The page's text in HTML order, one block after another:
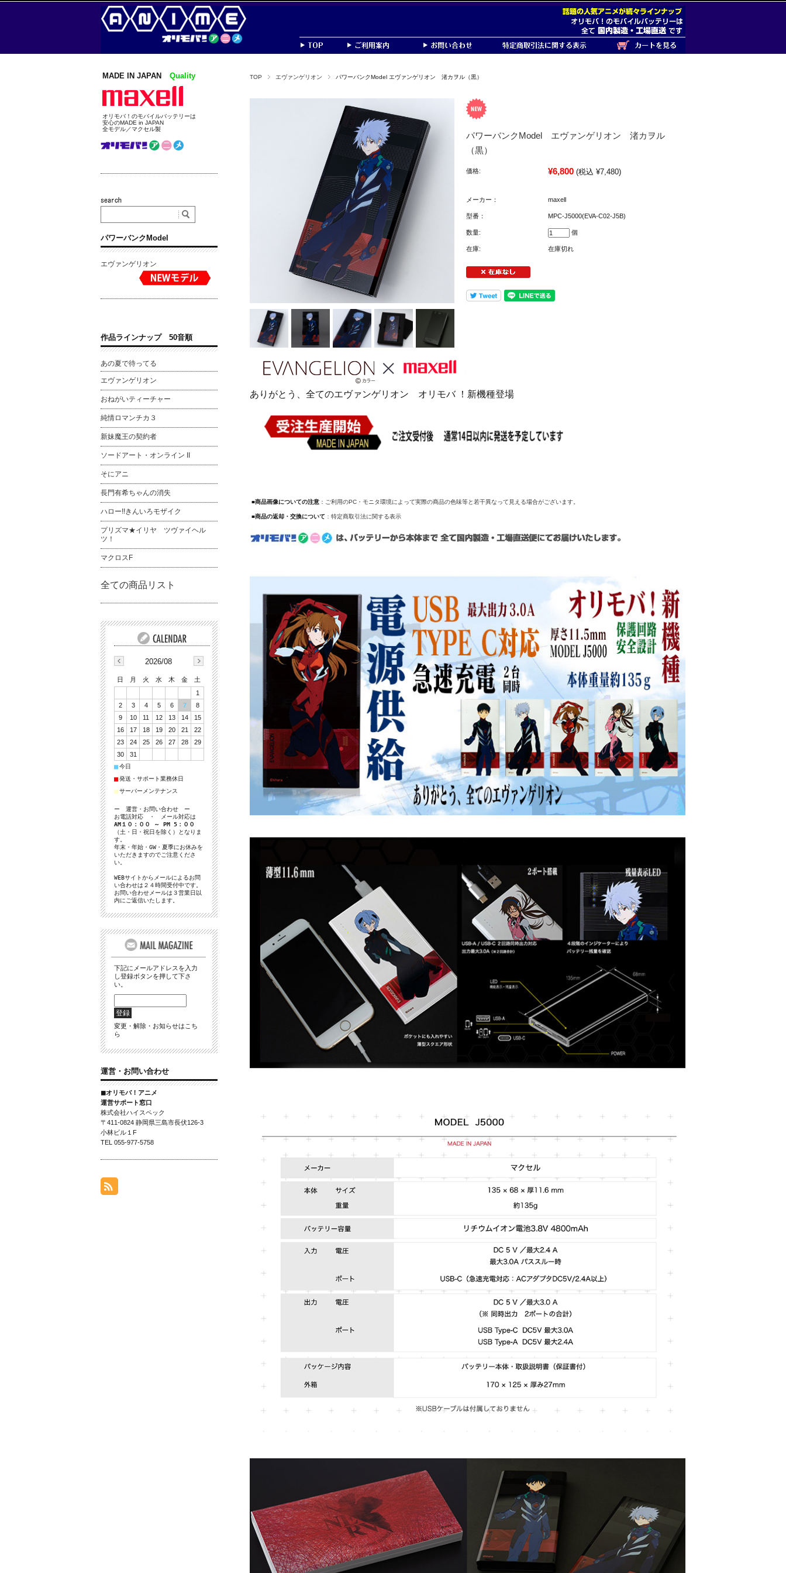
TOP エヴァンゲリオン パワーバンクModel エヴァンゲリオン 渚カヲル（黒）
パワーバンクModel エヴァンゲリオン 渚カヲル
（黒）
価格: ¥6,800 (税込 ¥7,480)
メーカー： maxell
型番： MPC-J5000(EVA-C02-J5B)
数量: 個
在庫: 在庫切れ
ありがとう、全てのエヴァンゲリオン オリモバ ！新機種登場
■商品画像についての注意 ：ご利用のPC・モニタ環境によって実際の商品の色味等と若干異なって見える場合がございます。
■商品の返却・交換について ： 特定商取引法に関する表示
MADE IN JAPAN Quality
オリモバ！のモバイルバッテリーは
安心のMADE in JAPAN
全モデル／マクセル製
パワーバンクModel
エヴァンゲリオン
作品ラインナップ 50音順
あの夏で待ってる
エヴァンゲリオン
おねがいティーチャー
純情ロマンチカ３
新妹魔王の契約者
ソードアート・オンライン II
そにアニ
長門有希ちゃんの消失
ハロー!!きんいろモザイク
プリズマ★イリヤ ツヴァイヘル
ツ！
マクロスF
全ての商品リスト
2026/08
日 月 火 水 木 金
土
1
2
3 4 5 6 7
8
9
10 11 12 13 14
15
16
17 18 19 20 21
22
23
24 25 26 27 28
29
30
31
■今日
■発送・サポート業務休日
■サーバーメンテナンス
ー 運営・お問い合わせ ー
お電話対応 ・ メール対応は
AM１０：００ ～ PM 5：００
（土・日・祝日を除く）となりま
す。
年末・年始・GW・夏季にお休みを
いただきますのでご注意くださ
い。
WEBサイトからメールによるお問
い合わせは２４時間受付中です。
お問い合わせメールは３営業日以
内にご返信いたします。
下記にメールアドレスを入力
し登録ボタンを押して下さ
い。
変更・解除・お知らせはこち
ら
運営・お問い合わせ
◼オリモバ！アニメ
運営サポート窓口
株式会社ハイスペック
〒411-0824 静岡県三島市長伏126-3
小林ビル１F
TEL 055-977-5758